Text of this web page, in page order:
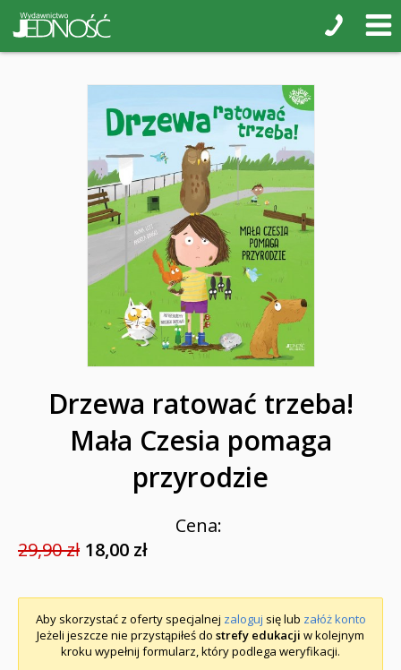
Drzewa ratować trzeba!
Mała Czesia pomaga
przyrodzie
Cena:
29,90 zł 18,00 zł
Aby skorzystać z oferty specjalnej zaloguj się lub załóż konto
Jeżeli jeszcze nie przystąpiłeś do strefy edukacji w kolejnym
kroku wypełnij formularz, który podlega weryfikacji.